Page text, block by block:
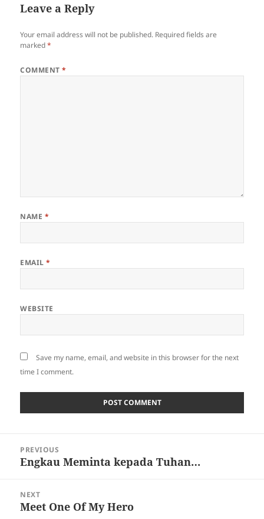
Leave a Reply
Your email address will not be published. Required fields are
marked*
COMMENT*
NAME *
EMAIL*
WEBSITE
Save my name, email, and website in this browser for the next
time I comment.
navigation
PREVIOUS
Previous
Engkau Meminta kepada Tuhan…
NEXT
Next
Meet One Of My Hero